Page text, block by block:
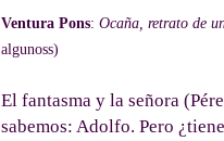
Ventura Pons: Ocaña, retrato de
algunoss)
El fantasma y la señora
sabemos: Adolfo. Pero